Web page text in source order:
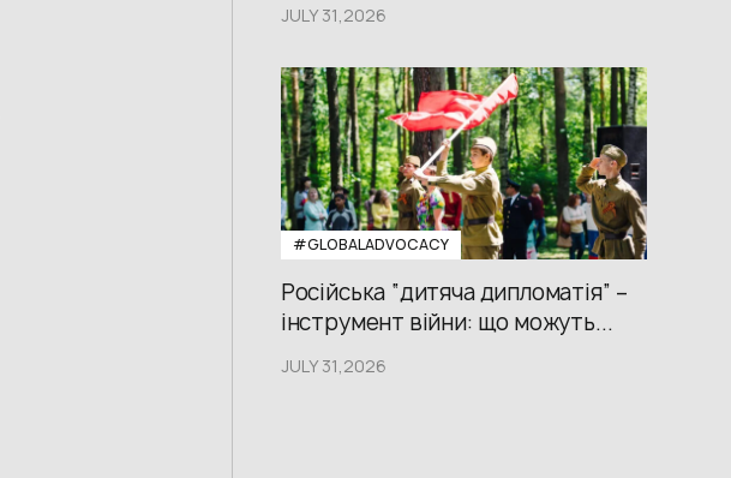
JULY 31,2026
#GLOBALADVOCACY
Російська “дитяча дипломатія” –
інструмент війни: що можуть...
JULY 31,2026